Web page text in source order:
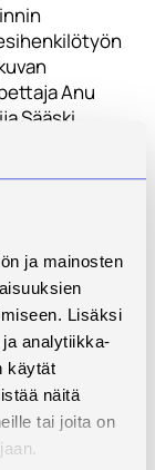
ja mainosten
Lisäksi
analytiikka-
käytät
näitä
tai joita on
Anu
Sääski.